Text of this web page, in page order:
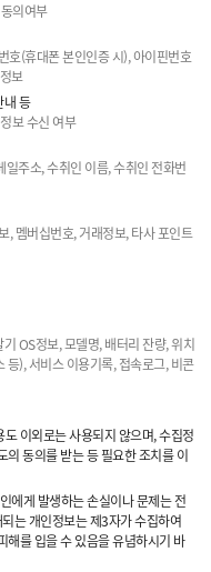
의여부
호(휴대폰 본인인증 시), 아이핀번호
보
내 등
보 수신 여부
주소, 수취인 이름, 수취인 전화번
, 멤버십번호, 거래정보, 타사 포인트
OS정보, 모델명, 배터리 잔량, 위치
), 서비스 이용기록, 접속로그, 비콘
이외로는 사용되지 않으며, 수집정
의 동의를 받는 등 필요한 조치를 이
에게 발생하는 손실이나 문제는 전
는 개인정보는 제3자가 수집하여
해를 입을 수 있음을 유념하시기 바